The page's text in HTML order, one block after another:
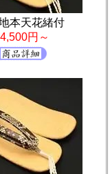
本天花緒付
円～